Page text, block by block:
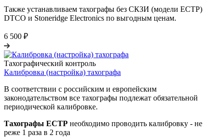
Также устанавливаем тахографы без СКЗИ (модели ЕСТР)
DTCO и Stoneridge Electronics по выгодным ценам.
6 500 ₽
Тахографический контроль
Калибровка (настройка) тахографа
В соответствии с российским и европейским
законодательством все тахографы подлежат обязательной
периодической калибровке.
Тахографы ЕСТР необходимо проводить калибровку - не
реже 1 раза в 2 года